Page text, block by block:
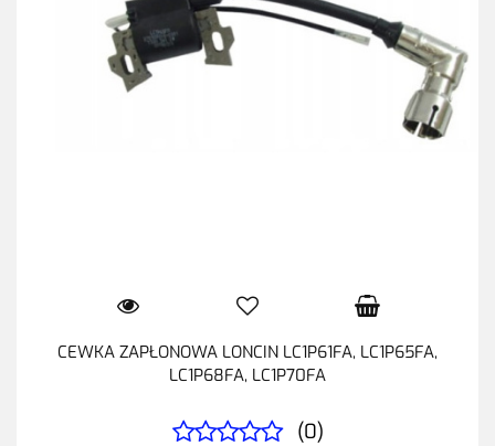
CEWKA ZAPŁONOWA LONCIN LC1P61FA, LC1P65FA,
LC1P68FA, LC1P70FA
(0)